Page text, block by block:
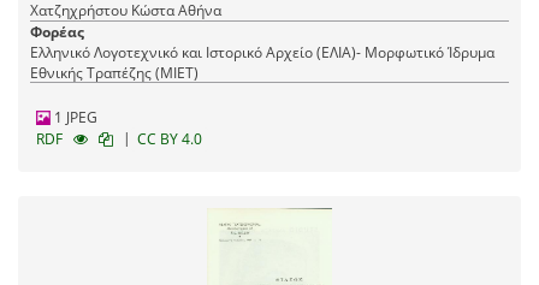
Χατζηχρήστου Κώστα Αθήνα
Φορέας
Ελληνικό Λογοτεχνικό και Ιστορικό Αρχείο (ΕΛΙΑ)- Μορφωτικό Ίδρυμα
Εθνικής Τραπέζης (ΜΙΕΤ)
1 JPEG
RDF
| CC BY 4.0